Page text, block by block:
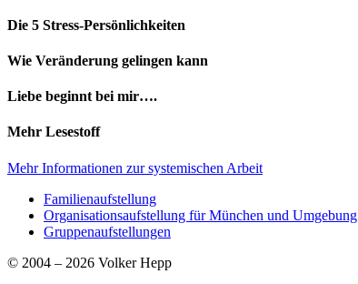
Die 5 Stress-Persönlichkeiten
Wie Veränderung gelingen kann
Liebe beginnt bei mir….
Mehr Lesestoff
Mehr Informationen zur systemischen Arbeit
Familienaufstellung
Organisationsaufstellung für München und Umgebung
Gruppenaufstellungen
© 2004 – 2026 Volker Hepp